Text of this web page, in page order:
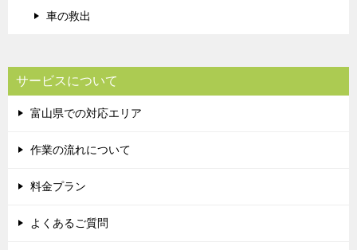
車の救出
サービスについて
富山県での対応エリア
作業の流れについて
料金プラン
よくあるご質問